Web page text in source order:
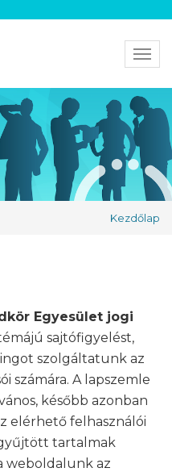
Kezdőlap
Egyesület jogi
sajtófigyelést,
szolgáltatunk az
számára. A lapszemle
később azonban
elérhető felhasználói
tartalmak
weboldalunk az